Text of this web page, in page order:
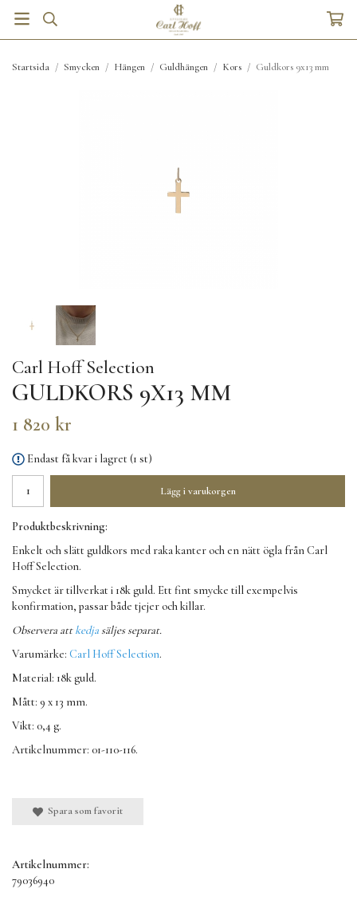
Startsida / Smycken / Hängen / Guldhängen / Kors / Guldkors 9x13 mm
Carl Hoff Selection
GULDKORS 9X13 MM
1 820 kr
Endast få kvar i lagret (1 st)
Lägg i varukorgen
Produktbeskrivning:
Enkelt och slätt guldkors med raka kanter och en nätt ögla från Carl
Hoff Selection.
Smycket är tillverkat i 18k guld. Ett fint smycke till exempelvis
konfirmation, passar både tjejer och killar.
Observera attkedjasäljes separat.
Varumärke: Carl Hoff Selection.
Material: 18k guld.
Mått: 9 x 13 mm.
Vikt: 0,4 g.
Artikelnummer: 01-110-116.
Spara som favorit
Artikelnummer:
79036940